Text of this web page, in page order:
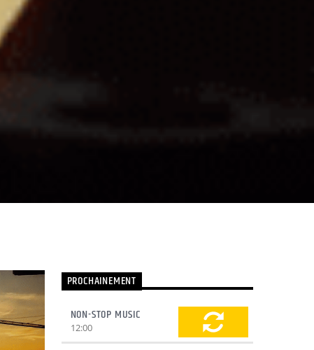
PROCHAINEMENT
NON-STOP MUSIC
12:00